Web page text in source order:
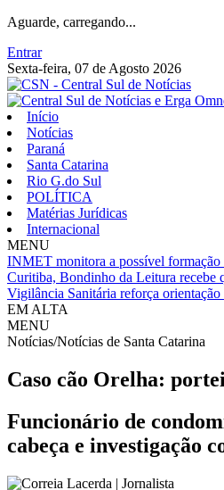
Aguarde, carregando...
Entrar
Sexta-feira, 07 de Agosto 2026
Início
Notícias
Paraná
Santa Catarina
Rio G.do Sul
POLÍTICA
Matérias Jurídicas
Internacional
MENU
INMET monitora a possível
Curitiba, Bondinho da Leitura recebe
Vigilância Sanitária reforça
EM ALTA
MENU
Notícias/Notícias de Santa Catarina
Caso cão Orelha:
Funcionário de
cabeça e investigação